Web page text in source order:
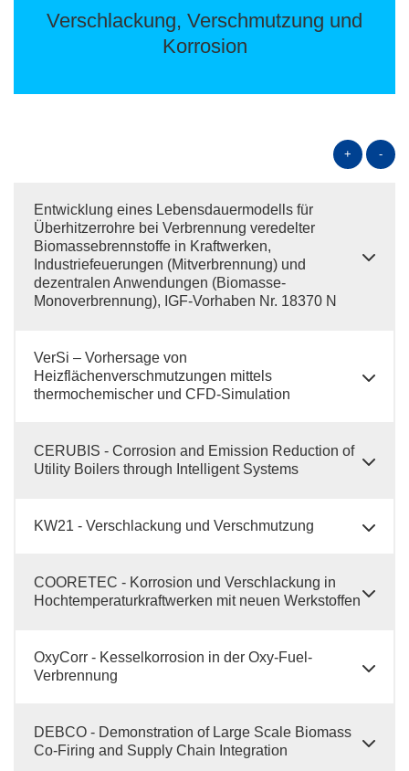
Verschlackung, Verschmutzung und
Korrosion
+ -
Entwicklung eines Lebensdauermodells für
Überhitzerrohre bei Verbrennung veredelter
Biomassebrennstoffe in Kraftwerken,
Industriefeuerungen (Mitverbrennung) und
dezentralen Anwendungen (Biomasse-
Monoverbrennung), IGF-Vorhaben Nr. 18370 N
VerSi – Vorhersage von
Heizflächenverschmutzungen mittels
thermochemischer und CFD-Simulation
CERUBIS - Corrosion and Emission Reduction of
Utility Boilers through Intelligent Systems
KW21 - Verschlackung und Verschmutzung
COORETEC - Korrosion und Verschlackung in
Hochtemperaturkraftwerken mit neuen Werkstoffen
OxyCorr - Kesselkorrosion in der Oxy-Fuel-
Verbrennung
DEBCO - Demonstration of Large Scale Biomass
Co-Firing and Supply Chain Integration